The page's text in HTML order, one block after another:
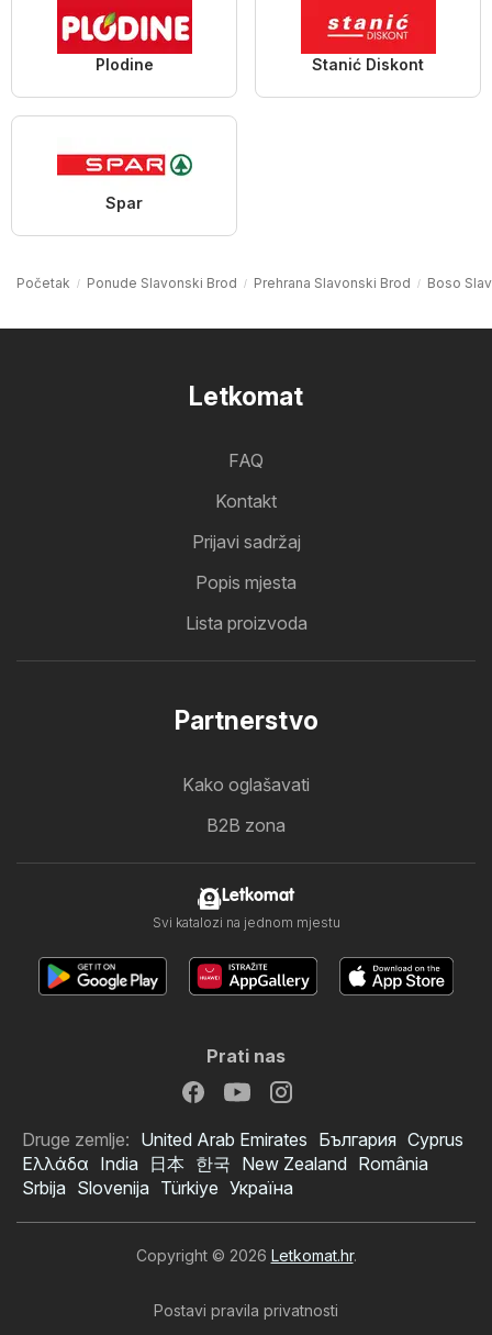
Plodine Stanić Diskont
Spar
Početak Ponude Slavonski Brod Prehrana Slavonski Brod Boso
Letkomat
FAQ
Kontakt
Prijavi sadržaj
Popis mjesta
Lista proizvoda
Partnerstvo
Kako oglašavati
B2B zona
Letkomat
Svi katalozi na jednom mjestu
Prati nas
Druge zemlje: United Arab Emirates България Cyprus
Ελλάδα India 日本 한국 New Zealand România
Srbija Slovenija Türkiye Україна
Copyright © 2026 Letkomat.hr.
Postavi pravila privatnosti